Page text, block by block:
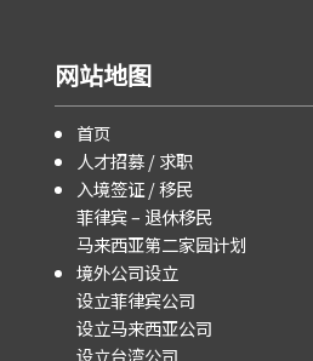
网站地图
首页
人才招募 / 求职
入境签证 / 移民
菲律宾 – 退休移民
马来西亚第二家园计划
境外公司设立
设立菲律宾公司
设立马来西亚公司
设立台湾公司